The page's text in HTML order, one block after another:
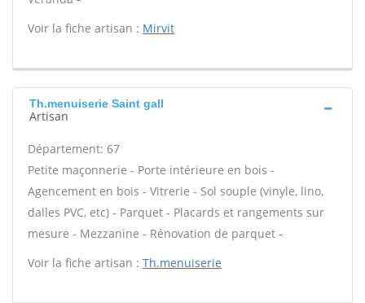
Voir la fiche artisan : Mirvit
Th.menuiserie Saint gall
Artisan
Département: 67
Petite maçonnerie - Porte intérieure en bois -
Agencement en bois - Vitrerie - Sol souple (vinyle, lino,
dalles PVC, etc) - Parquet - Placards et rangements sur
mesure - Mezzanine - Rénovation de parquet -
Voir la fiche artisan : Th.menuiserie